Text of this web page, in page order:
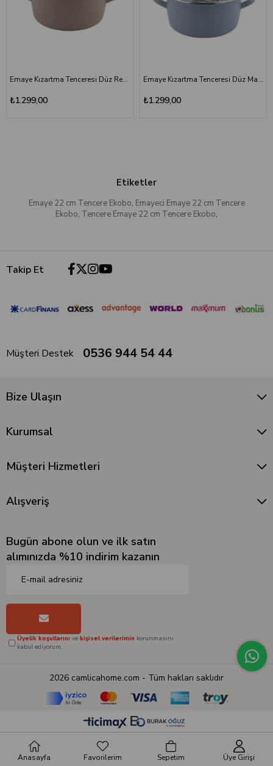
Emaye Kızartma Tenceresi Düz Renk Toprak Rengi 22 cm
₺1.299,00
Emaye Kızartma Tenceresi Düz Mavi 22 cm
₺1.299,00
Etiketler
Emaye 22 cm Tencere Ekobo, Emayeci Emaye 22 cm Tencere
Ekobo, Tencere Emaye 22 cm Tencere Ekobo,
Takip Et
Müşteri Destek 0536 944 54 44
Bize Ulaşın
Kurumsal
Müşteri Hizmetleri
Alışveriş
Bugün abone olun ve ilk satın
alımınızda %10 indirim kazanın
Üyelik koşullarını ve kişisel verilerimin korunmasını
kabul ediyorum.
2026 camlicahome.com - Tüm hakları saklıdır
Anasayfa Favorilerim Sepetim Üye Girişi